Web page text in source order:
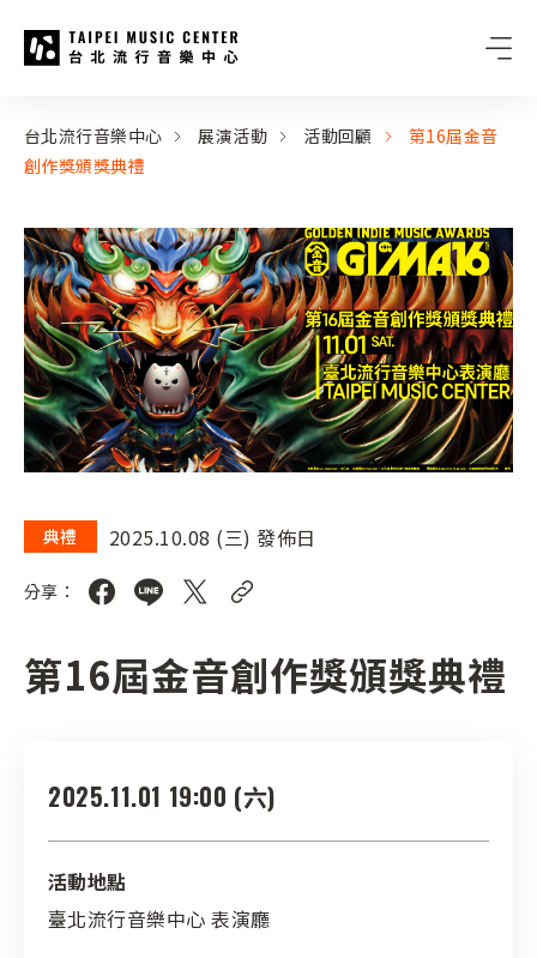
:::
台北流行音樂中心 展演活動 活動回顧
第16屆金音
創作獎頒獎典禮
典禮 2025.10.08 (三) 發佈日
分享：
第16屆金音創作獎頒獎典禮
2025.11.01 19:00 (六)
活動地點
臺北流行音樂中心 表演廳